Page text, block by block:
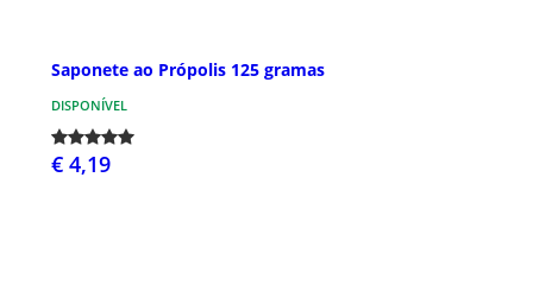
Saponete ao Própolis 125 gramas
DISPONÍVEL
€ 4,19